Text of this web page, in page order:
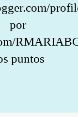
puntos